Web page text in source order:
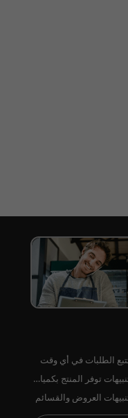
الطلبات في أي وقت
تنبيهات توفر المنتج بكميات محدودة
العروض والقسائم